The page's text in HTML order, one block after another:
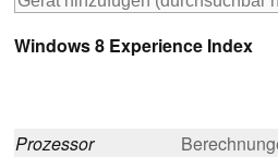
Windows 8 Experience Index
Prozessor